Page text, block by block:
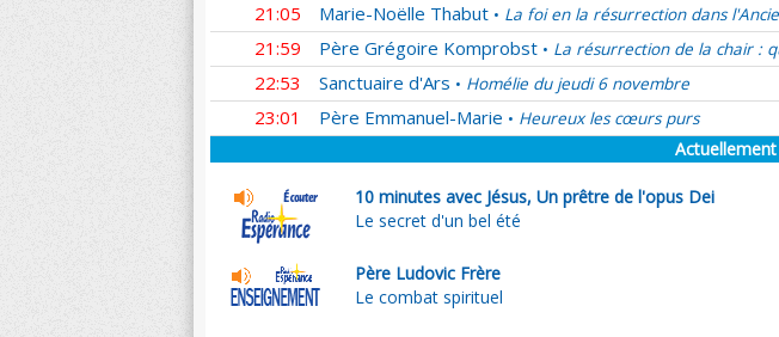
21:05 Marie-Noëlle Thabut • La foi en la résurrection dans
21:59 Père Grégoire Komprobst • La résurrection de la chair :
22:53 Sanctuaire d'Ars • Homélie du jeudi 6 novembre
23:01 Père Emmanuel-Marie • Heureux les cœurs purs
10 minutes avec Jésus, Un prêtre de l'opus Dei
Le secret d'un bel été
Père Ludovic Frère
Le combat spirituel